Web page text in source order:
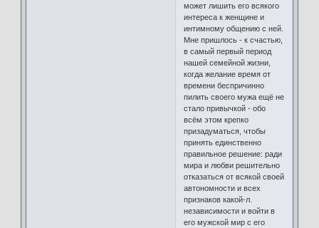
может лишить его всякого
интереса к женщине и
интимному общению с ней.
Мне пришлось - к счастью,
в самый первый период
нашей семейной жизни,
когда желание время от
времени беспричинно
пилить своего мужа ещё не
стало привычкой - обо
всём этом крепко
призадуматься, чтобы
принять единственно
правильное решение: ради
мира и любви решительно
отказаться от всякой своей
автономности и всех
признаков какой-л.
независимости и войти в
его мужской мир с его